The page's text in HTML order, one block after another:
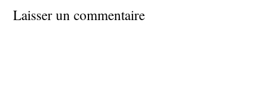
Laisser un commentaire